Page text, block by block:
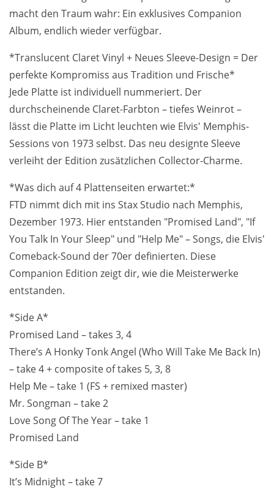
macht den Traum wahr: Ein exklusives Companion
Album, endlich wieder verfügbar.
*Translucent Claret Vinyl + Neues Sleeve-Design = Der
perfekte Kompromiss aus Tradition und Frische*
Jede Platte ist individuell nummeriert. Der
durchscheinende Claret-Farbton – tiefes Weinrot –
lässt die Platte im Licht leuchten wie Elvis' Memphis-
Sessions von 1973 selbst. Das neu designte Sleeve
verleiht der Edition zusätzlichen Collector-Charme.
*Was dich auf 4 Plattenseiten erwartet:*
FTD nimmt dich mit ins Stax Studio nach Memphis,
Dezember 1973. Hier entstanden "Promised Land", "If
You Talk In Your Sleep" und "Help Me" – Songs, die Elvis'
Comeback-Sound der 70er definierten. Diese
Companion Edition zeigt dir, wie die Meisterwerke
entstanden.
*Side A*
Promised Land – takes 3, 4
There’s A Honky Tonk Angel (Who Will Take Me Back In)
– take 4 + composite of takes 5, 3, 8
Help Me – take 1 (FS + remixed master)
Mr. Songman – take 2
Love Song Of The Year – take 1
Promised Land
*Side B*
It’s Midnight – take 7